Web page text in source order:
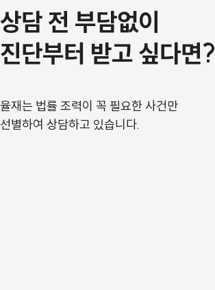
상담 전 부담없이
진단부터 받고 싶다면?
율재는 법률 조력이 꼭 필요한 사건만
선별하여 상담하고 있습니다.